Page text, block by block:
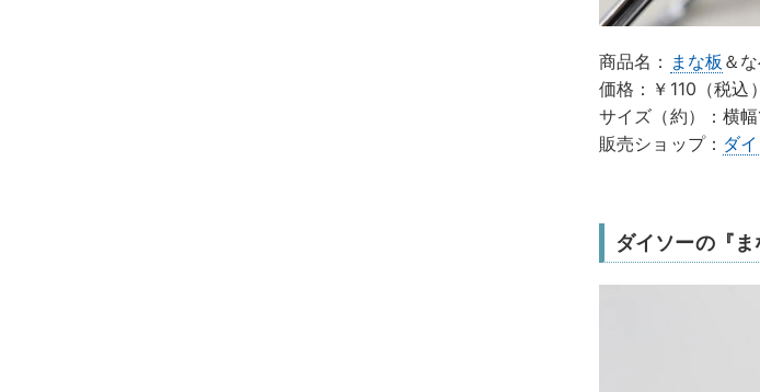
商品名： まな板 ＆
価格：￥110（税込）
サイズ（約）：横
販売ショップ： ダ
ダイソーの『